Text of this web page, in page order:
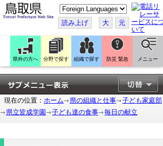
こ
の
ペ
ー
ジ
翻
訳
す
る
読み上げ 大 元
県外の方へ 分野で探す 組織で探す 防災 緊急 メニュー
現在の位置： ホーム 県の組織と仕事
子ども家庭部
県立皆成学園
子ども達の食事 毎日の献立